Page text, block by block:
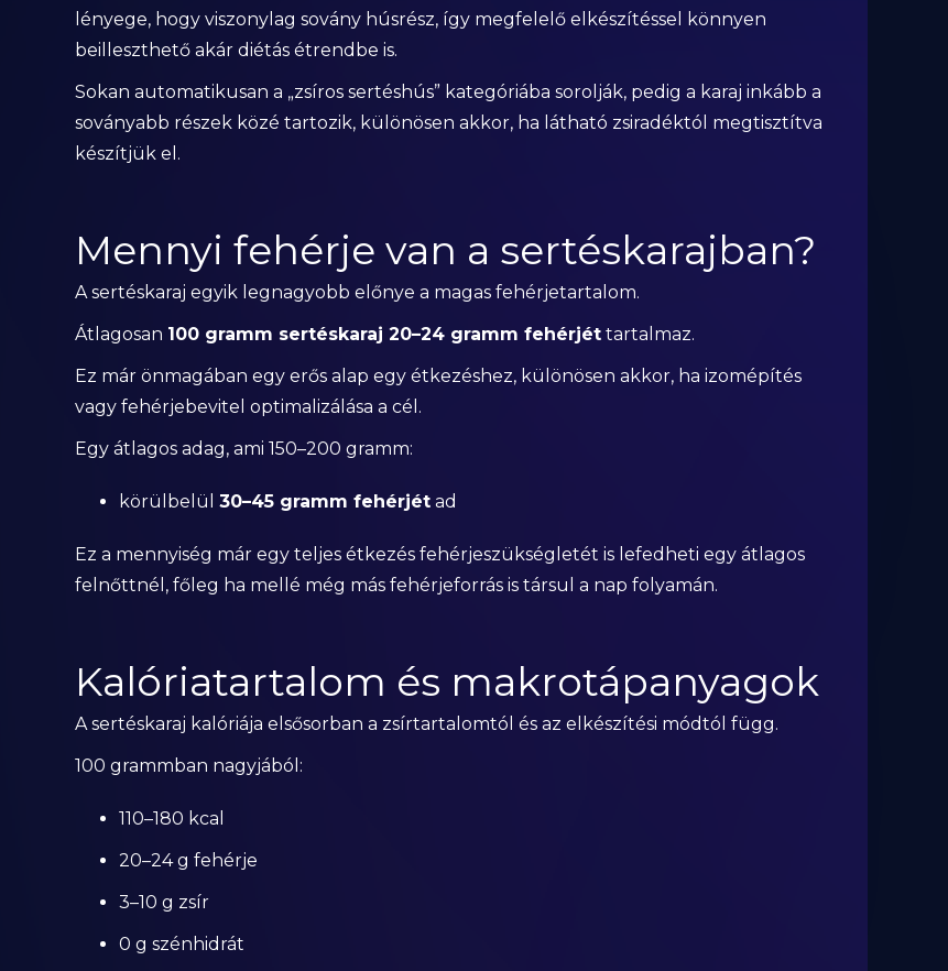
lényege, hogy viszonylag sovány húsrész, így megfelelő elkészítéssel könnyen
beilleszthető akár diétás étrendbe is.
Sokan automatikusan a „zsíros sertéshús” kategóriába sorolják, pedig a karaj inkább a
soványabb részek közé tartozik, különösen akkor, ha látható zsiradéktól megtisztítva
készítjük el.
Mennyi fehérje van a sertéskarajban?
A sertéskaraj egyik legnagyobb előnye a magas fehérjetartalom.
Átlagosan 100 gramm sertéskaraj 20–24 gramm fehérjéttartalmaz.
Ez már önmagában egy erős alap egy étkezéshez, különösen akkor, ha izomépítés
vagy fehérjebevitel optimalizálása a cél.
Egy átlagos adag, ami 150–200 gramm:
körülbelül 30–45 gramm fehérjétad
Ez a mennyiség már egy teljes étkezés fehérjeszükségletét is lefedheti egy átlagos
felnőttnél, főleg ha mellé még más fehérjeforrás is társul a nap folyamán.
Kalóriatartalom és makrotápanyagok
A sertéskaraj kalóriája elsősorban a zsírtartalomtól és az elkészítési módtól függ.
100 grammban nagyjából:
110–180 kcal
20–24 g fehérje
3–10 g zsír
0 g szénhidrát